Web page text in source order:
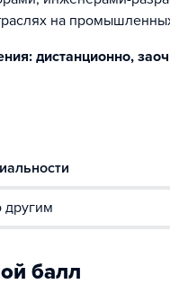
на
дистанционно,
другим
балл